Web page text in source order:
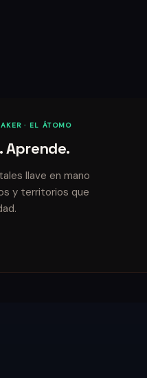
· EL ÁTOMO
Aprende.
llave en mano
y territorios que